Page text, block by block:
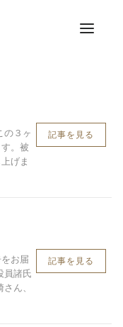
の３ヶ
。被
げま
記事を見る
お届
員諸氏
ん、
記事を見る